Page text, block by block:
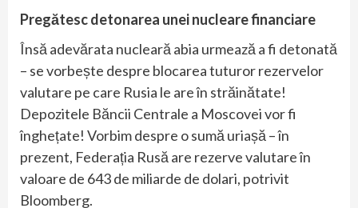
Pregătesc detonarea unei nucleare financiare
Însă adevărata nucleară abia urmează a fi detonată
– se vorbește despre blocarea tuturor rezervelor
valutare pe care Rusia le are în străinătate!
Depozitele Băncii Centrale a Moscovei vor fi
înghețate! Vorbim despre o sumă uriașă – în
prezent, Federația Rusă are rezerve valutare în
valoare de 643 de miliarde de dolari, potrivit
Bloomberg.